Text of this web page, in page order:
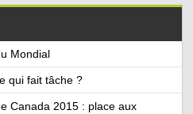
Mondial
qui fait tâche ?
Canada 2015 : place aux